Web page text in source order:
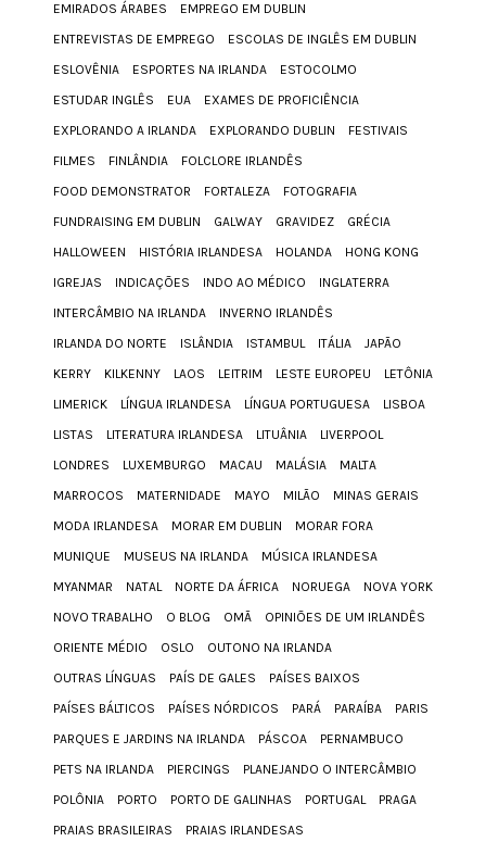
EMIRADOS ÁRABES
EMPREGO EM DUBLIN
ENTREVISTAS DE EMPREGO
ESCOLAS DE INGLÊS EM DUBLIN
ESLOVÊNIA
ESPORTES NA IRLANDA
ESTOCOLMO
ESTUDAR INGLÊS
EUA
EXAMES DE PROFICIÊNCIA
EXPLORANDO A IRLANDA
EXPLORANDO DUBLIN
FESTIVAIS
FILMES
FINLÂNDIA
FOLCLORE IRLANDÊS
FOOD DEMONSTRATOR
FORTALEZA
FOTOGRAFIA
FUNDRAISING EM DUBLIN
GALWAY GRAVIDEZ
GRÉCIA
HALLOWEEN
HISTÓRIA IRLANDESA HOLANDA
HONG KONG
IGREJAS
INDICAÇÕES INDO AO MÉDICO
INGLATERRA
INTERCÂMBIO NA IRLANDA
INVERNO IRLANDÊS
IRLANDA DO NORTE
ISLÂNDIA ISTAMBUL ITÁLIA
JAPÃO
KERRY
KILKENNY LAOS LEITRIM LESTE EUROPEU
LETÔNIA
LIMERICK
LÍNGUA IRLANDESA LÍNGUA PORTUGUESA
LISBOA
LISTAS
LITERATURA IRLANDESA LITUÂNIA
LIVERPOOL
LONDRES
LUXEMBURGO MACAU MALÁSIA
MALTA
MARROCOS
MATERNIDADE MAYO MILÃO
MINAS GERAIS
MODA IRLANDESA
MORAR EM DUBLIN
MORAR FORA
MUNIQUE
MUSEUS NA IRLANDA
MÚSICA IRLANDESA
MYANMAR
NATAL NORTE DA ÁFRICA NORUEGA
NOVA YORK
NOVO TRABALHO
O BLOG OMÃ
OPINIÕES DE UM IRLANDÊS
ORIENTE MÉDIO
OSLO
OUTONO NA IRLANDA
OUTRAS LÍNGUAS
PAÍS DE GALES
PAÍSES BAIXOS
PAÍSES BÁLTICOS
PAÍSES NÓRDICOS PARÁ PARAÍBA
PARIS
PARQUES E JARDINS NA IRLANDA
PÁSCOA
PERNAMBUCO
PETS NA IRLANDA
PIERCINGS
PLANEJANDO O INTERCÂMBIO
POLÔNIA
PORTO PORTO DE GALINHAS PORTUGAL
PRAGA
PRAIAS BRASILEIRAS
PRAIAS IRLANDESAS